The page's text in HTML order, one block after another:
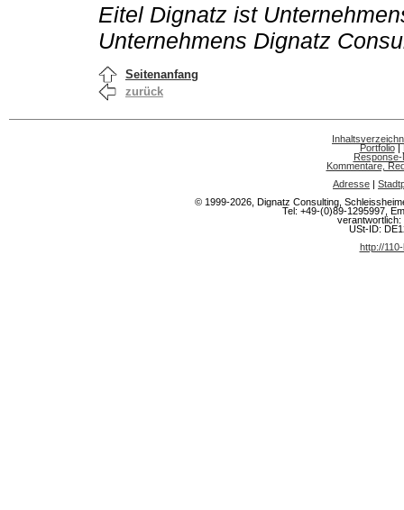
Eitel Dignatz ist
Unternehmens Dignatz
Seitenanfang
zurück
Portfolio|
Kommentare,
Adresse |
© 1999-2026, Dignatz Consulting,
Tel: +49-(0)89-1295997,
verantwortlich:
USt-ID:
http://